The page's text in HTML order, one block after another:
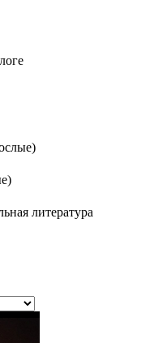
литература